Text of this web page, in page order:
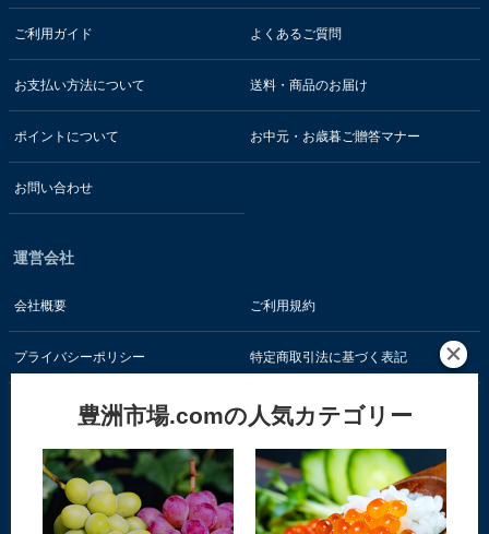
ご利用ガイド よくあるご質問
お支払い方法について 送料・商品のお届け
ポイントについて お中元・お歳暮ご贈答マナー
お問い合わせ
運営会社
会社概要 ご利用規約
プライバシーポリシー 特定商取引法に基づく表記
お客様の情報はSSL暗号通信技術で保護されています
豊洲市場.comの人気カテゴリー